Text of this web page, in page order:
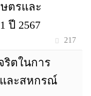
ตรและ
ปี 2567
217
ริตในการ
ละสหกรณ์